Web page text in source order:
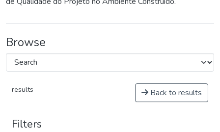
Browse
results Back to results
Filters